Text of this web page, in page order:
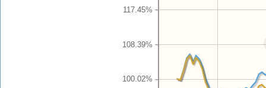
100.02%
108.39%
117.45%